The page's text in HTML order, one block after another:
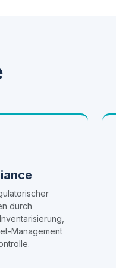
durch
Management